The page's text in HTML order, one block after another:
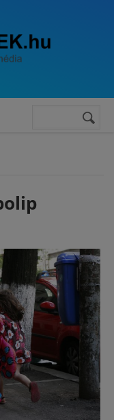
Keresés